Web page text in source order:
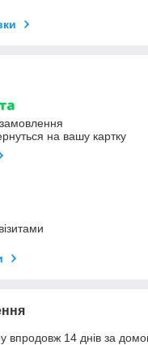
на вашу картку
впродовж 14 днів за